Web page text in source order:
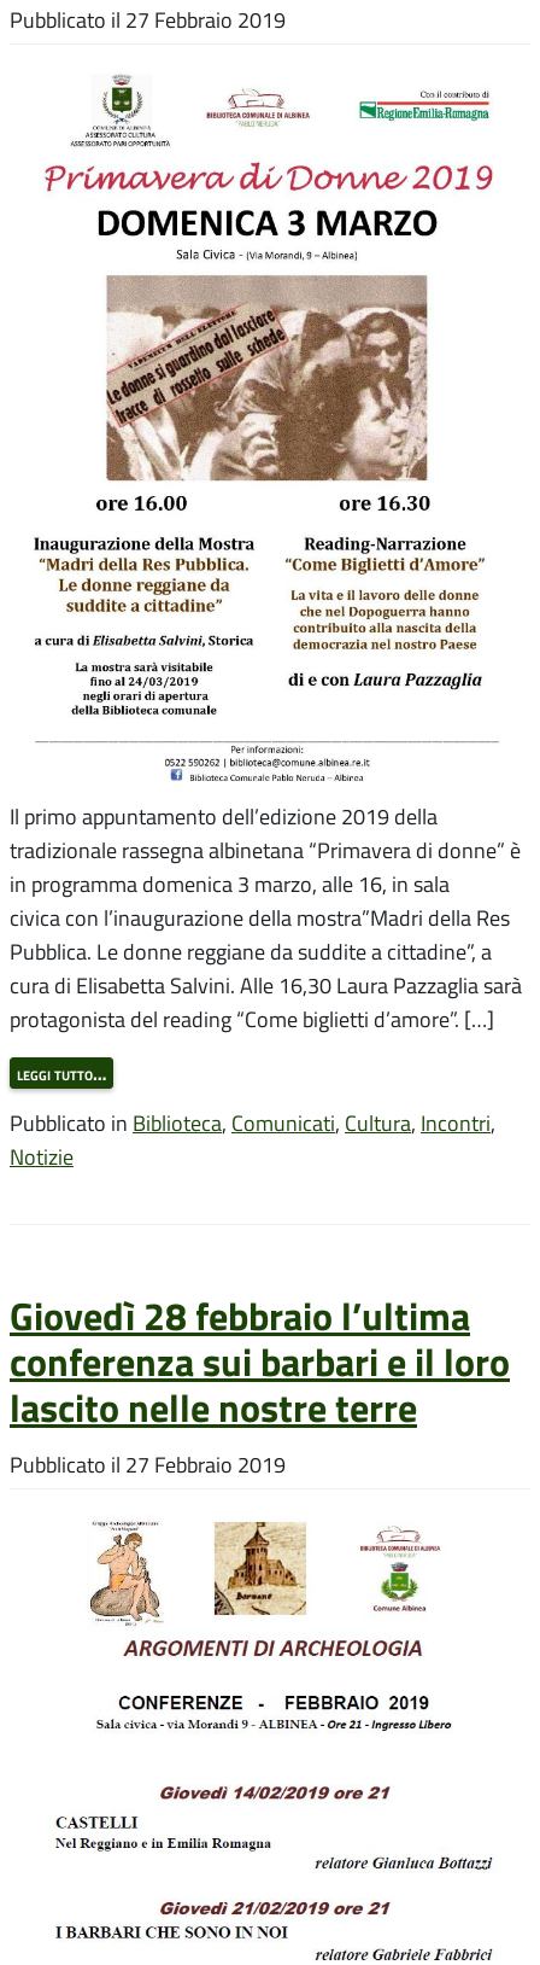
Pubblicato il 27 Febbraio 2019
Il primo appuntamento dell’edizione 2019 della
tradizionale rassegna albinetana “Primavera di donne” è
in programma domenica 3 marzo, alle 16, in sala
civica con l’inaugurazione della mostra”Madri della Res
Pubblica. Le donne reggiane da suddite a cittadine”, a
cura di Elisabetta Salvini. Alle 16,30 Laura Pazzaglia sarà
protagonista del reading “Come biglietti d’amore”. […]
leggi tutto…
Pubblicato in Biblioteca, Comunicati, Cultura, Incontri,
Notizie
Giovedì 28 febbraio l’ultima
conferenza sui barbari e il loro
lascito nelle nostre terre
Pubblicato il 27 Febbraio 2019